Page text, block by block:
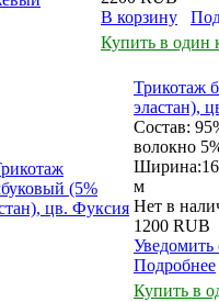
В корзину
Купить в один
Трикотаж
эластан),
Состав:
волокно
м
Нет в
1200 RUB
Подробнее
Купить в